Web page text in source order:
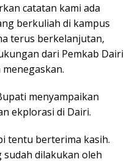
catatan kami ada
berkuliah di kampus
terus berkelanjutan,
dari Pemkab Dairi
menyampaikan
ekplorasi di Dairi.
tentu berterima kasih.
dilakukan oleh